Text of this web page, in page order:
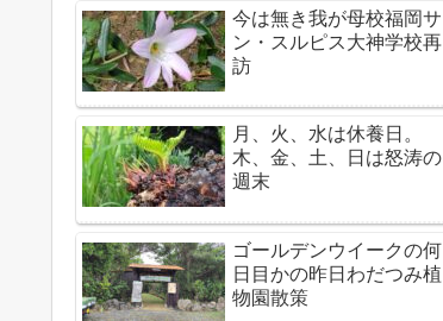
今は無き我が母校福岡サ
ン・スルピス大神学校再
訪
月、火、水は休養日。
木、金、土、日は怒涛の
週末
ゴールデンウイークの何
日目かの昨日わだつみ植
物園散策